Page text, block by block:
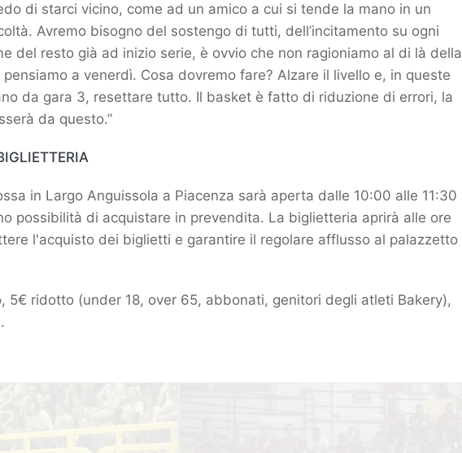
di starci vicino, come ad un amico a cui si tende la mano in un
Avremo bisogno del sostengo di tutti, dell’incitamento su ogni
del resto già ad inizio serie, è ovvio che non ragioniamo al di là della
a venerdì. Cosa dovremo fare? Alzare il livello e, in queste
da gara 3, resettare tutto. Il basket è fatto di riduzione di errori, la
da questo.”
in Largo Anguissola a Piacenza sarà aperta dalle 10:00 alle 11:30
possibilità di acquistare in prevendita. La biglietteria aprirà alle ore
l'acquisto dei biglietti e garantire il regolare afflusso al palazzetto
5€ ridotto (under 18, over 65, abbonati, genitori degli atleti Bakery),